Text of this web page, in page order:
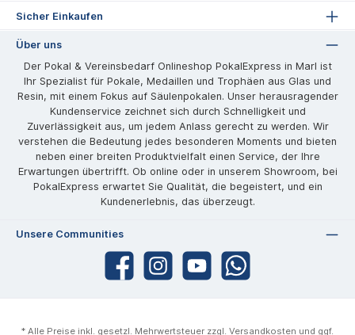
Sicher Einkaufen
Über uns
Der Pokal & Vereinsbedarf Onlineshop PokalExpress in Marl ist
Ihr Spezialist für Pokale, Medaillen und Trophäen aus Glas und
Resin, mit einem Fokus auf Säulenpokalen. Unser herausragender
Kundenservice zeichnet sich durch Schnelligkeit und
Zuverlässigkeit aus, um jedem Anlass gerecht zu werden. Wir
verstehen die Bedeutung jedes besonderen Moments und bieten
neben einer breiten Produktvielfalt einen Service, der Ihre
Erwartungen übertrifft. Ob online oder in unserem Showroom, bei
PokalExpress erwartet Sie Qualität, die begeistert, und ein
Kundenerlebnis, das überzeugt.
Unsere Communities
* Alle Preise inkl. gesetzl. Mehrwertsteuer zzgl. Versandkosten und ggf.